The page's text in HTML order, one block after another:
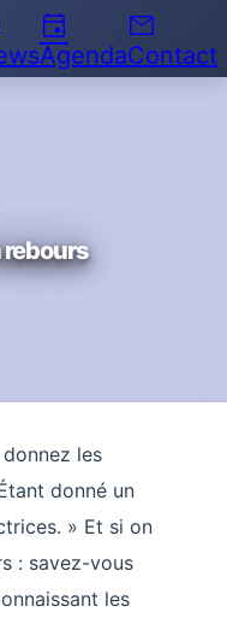
event
Agenda
email
Contact
les
donné un
» Et si on
: savez-vous
les